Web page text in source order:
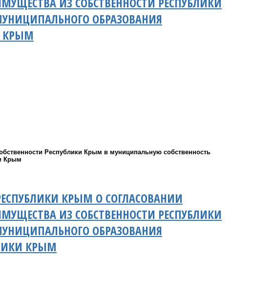
ОБРАЗОВАНИЯ
КРЫМ
Республики Крым в муниципальную собственность
Крым
КРЫМ О СОГЛАСОВАНИИ
ИЗ СОБСТВЕННОСТИ РЕСПУБЛИКИ
ОБРАЗОВАНИЯ
КРЫМ